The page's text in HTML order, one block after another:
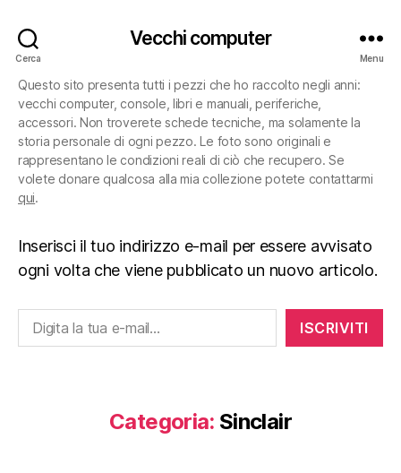
Cerca
Vecchi computer
Menu
Questo sito presenta tutti i pezzi che ho raccolto negli anni:
vecchi computer, console, libri e manuali, periferiche,
accessori. Non troverete schede tecniche, ma solamente la
storia personale di ogni pezzo. Le foto sono originali e
rappresentano le condizioni reali di ciò che recupero. Se
volete donare qualcosa alla mia collezione potete contattarmi
qui.
Inserisci il tuo indirizzo e-mail per essere avvisato
ogni volta che viene pubblicato un nuovo articolo.
Digita la tua e-mail...
ISCRIVITI
Categoria: Sinclair